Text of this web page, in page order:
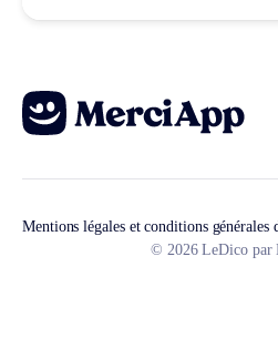
Mentions légales et conditions générales
© 2026 LeDico par